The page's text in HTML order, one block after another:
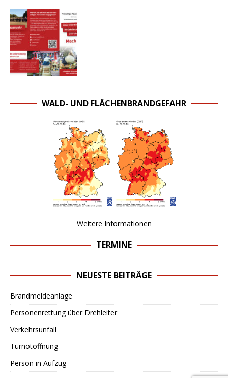
WALD- UND FLÄCHENBRANDGEFAHR
Weitere Informationen
TERMINE
NEUESTE BEITRÄGE
Brandmeldeanlage
Personenrettung über Drehleiter
Verkehrsunfall
Türnotöffnung
Person in Aufzug